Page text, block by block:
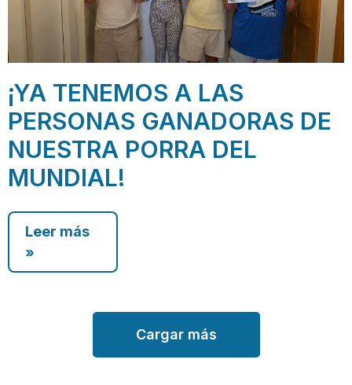
¡YA TENEMOS A LAS
PERSONAS GANADORAS DE
NUESTRA PORRA DEL
MUNDIAL!
Leer más
»
Cargar más